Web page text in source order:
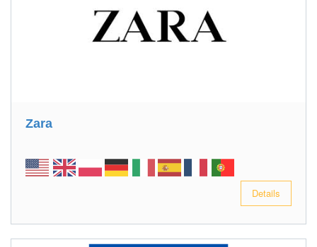
Zara
Details